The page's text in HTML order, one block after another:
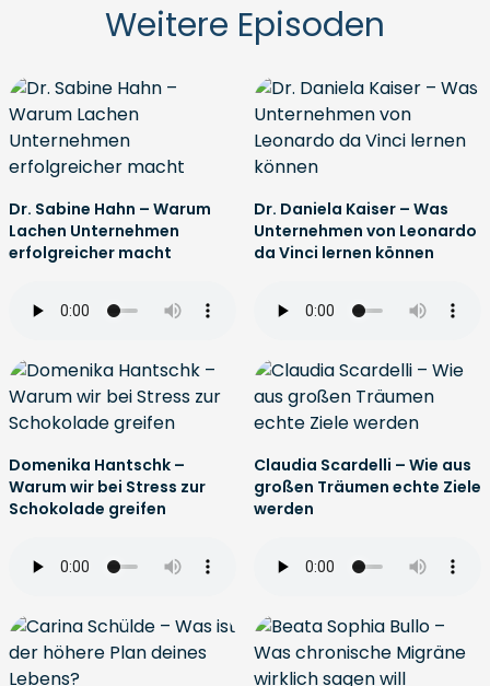
Weitere Episoden
Dr. Sabine Hahn – Warum
Lachen Unternehmen
erfolgreicher macht
Dr. Daniela Kaiser – Was
Unternehmen von Leonardo
da Vinci lernen können
Domenika Hantschk –
Warum wir bei Stress zur
Schokolade greifen
Claudia Scardelli – Wie aus
großen Träumen echte Ziele
werden